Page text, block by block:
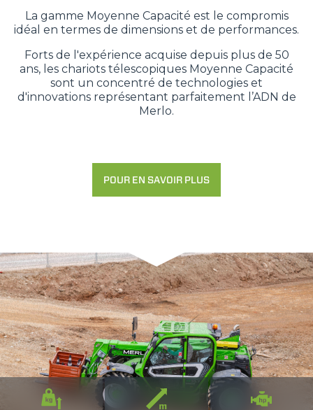
La gamme Moyenne Capacité est le compromis
idéal en termes de dimensions et de performances.
Forts de l'expérience acquise depuis plus de 50
ans, les chariots télescopiques Moyenne Capacité
sont un concentré de technologies et
d'innovations représentant parfaitement l’ADN de
Merlo.
POUR EN SAVOIR PLUS